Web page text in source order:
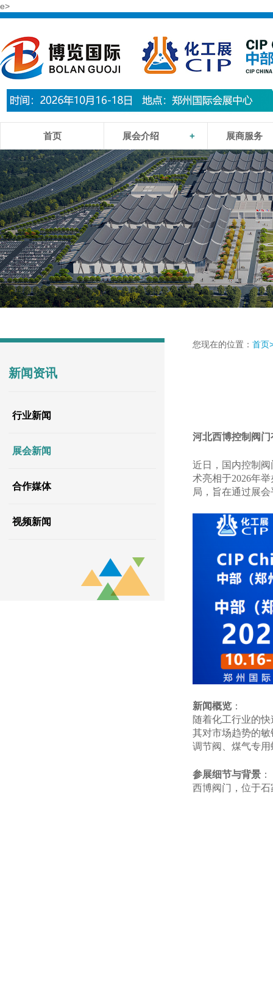
e>
首页 展会介绍 + 展商服务
您现在的位置： 首页
河北西博控制阀
近日，国内控制
术亮相于2026年
局，旨在通过展
新闻概览 ：
随着化工行业的
其对市场趋势的
调节阀、煤气专
参展细节与背景 ：
西博阀门，位于
新闻资讯
行业新闻
展会新闻
合作媒体
视频新闻